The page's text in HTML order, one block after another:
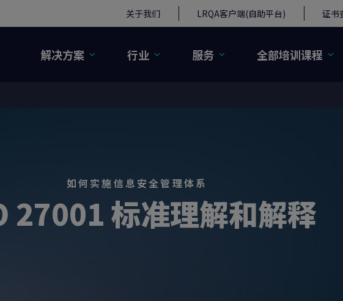
关于我们 LRQA客户端(自助平台) 证书
解决方案 行业 服务 全部培训课程
27001 标准理解和解释
如何实施信息安全管理体系